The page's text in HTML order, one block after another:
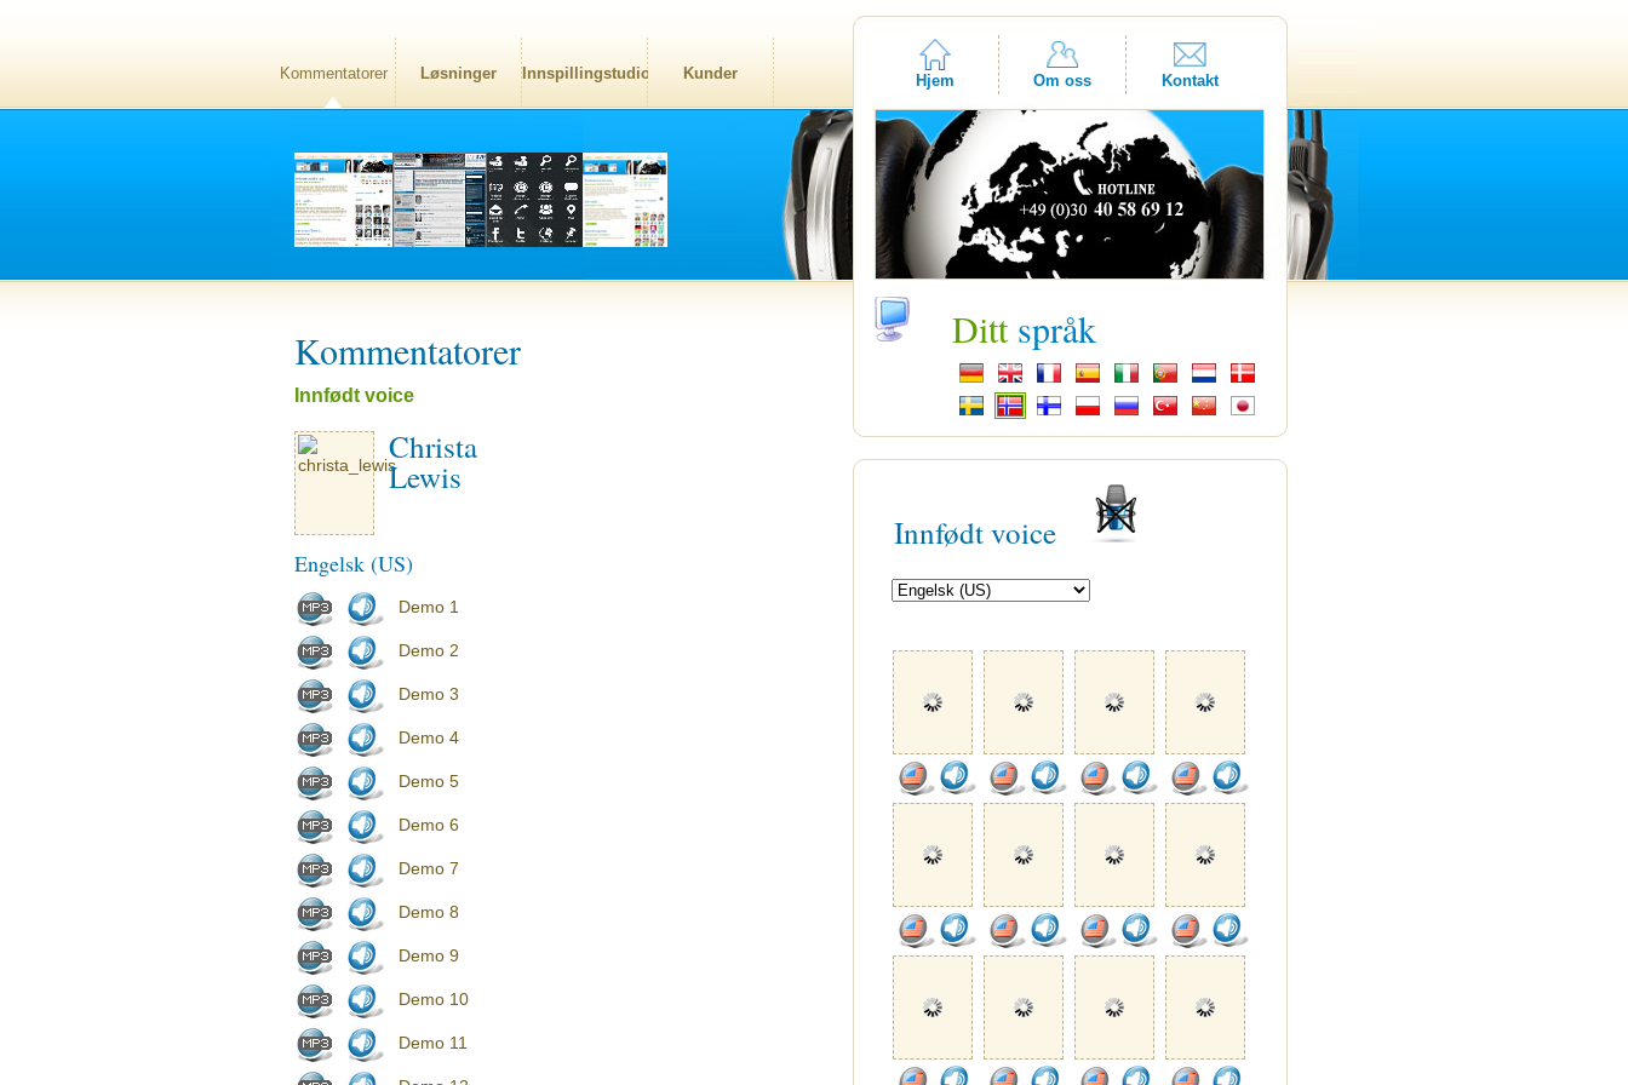
Kommentatorer Løsninger Innspillingstudio Kunder Hjem Om oss Kontakt
Kommentatorer
Innfødt voice
Christa
Lewis
Engelsk (US)
Demo 1
Demo 2
Demo 3
Demo 4
Demo 5
Demo 6
Demo 7
Demo 8
Demo 9
Demo 10
Demo 11
Ditt språk
Innfødt voice